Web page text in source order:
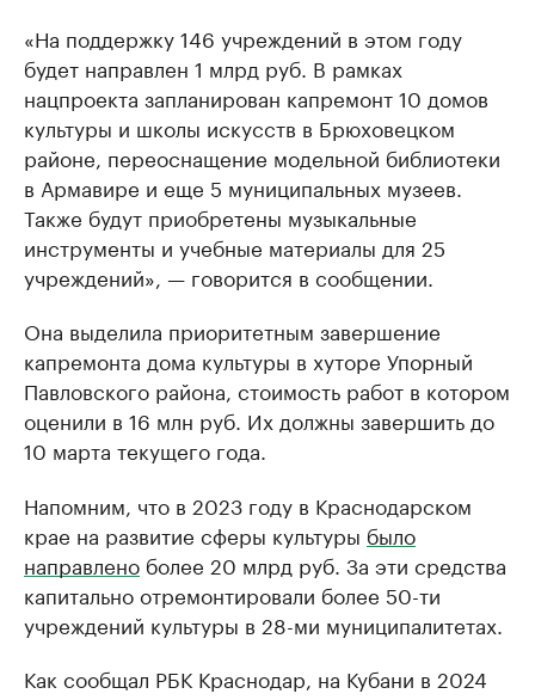
«На поддержку 146 учреждений в этом году
будет направлен 1 млрд руб. В рамках
нацпроекта запланирован капремонт 10 домов
культуры и школы искусств в Брюховецком
районе, переоснащение модельной библиотеки
в Армавире и еще 5 муниципальных музеев.
Также будут приобретены музыкальные
инструменты и учебные материалы для 25
учреждений», — говорится в сообщении.
Она выделила приоритетным завершение
капремонта дома культуры в хуторе Упорный
Павловского района, стоимость работ в котором
оценили в 16 млн руб. Их должны завершить до
10 марта текущего года.
Напомним, что в 2023 году в Краснодарском
крае на развитие сферы культуры было
направлено более 20 млрд руб. За эти средства
капитально отремонтировали более 50-ти
учреждений культуры в 28-ми муниципалитетах.
Как сообщал РБК Краснодар, на Кубани в 2024